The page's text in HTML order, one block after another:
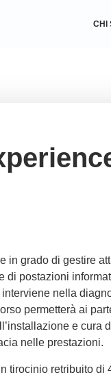
CHI
in grado di gestire
di postazioni
nella
permetterà ai
e cura
nelle prestazioni.
tirocinio retribuito di